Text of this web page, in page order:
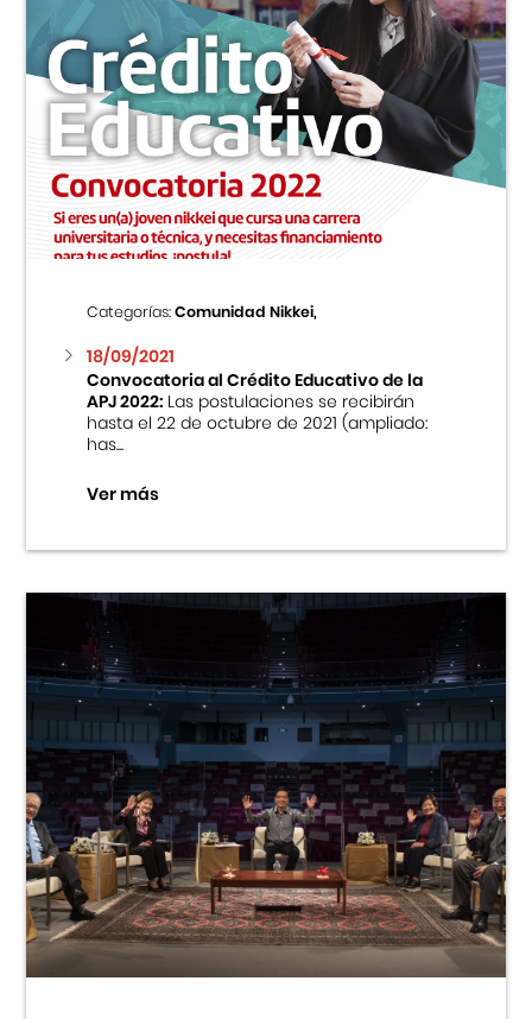
Categorías:Comunidad Nikkei,
18/09/2021
Convocatoria al Crédito Educativo de la
APJ 2022:Las postulaciones se recibirán
hasta el 22 de octubre de 2021 (ampliado:
has...
Ver más